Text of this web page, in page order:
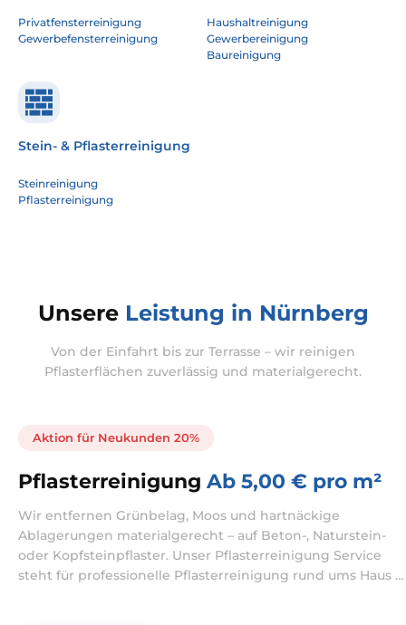
Privatfensterreinigung
Gewerbefensterreinigung
Haushaltreinigung
Gewerbereinigung
Baureinigung
Stein- & Pflasterreinigung
Steinreinigung
Pflasterreinigung
Unsere Leistung in Nürnberg
Von der Einfahrt bis zur Terrasse – wir reinigen
Pflasterflächen zuverlässig und materialgerecht.
Aktion für Neukunden 20%
Pflasterreinigung Ab 5,00 € pro m²
Wir entfernen Grünbelag, Moos und hartnäckige
Ablagerungen materialgerecht – auf Beton-, Naturstein-
oder Kopfsteinpflaster. Unser Pflasterreinigung Service
steht für professionelle Pflasterreinigung rund ums Haus –